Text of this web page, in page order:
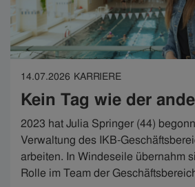
14.07.2026 KARRIERE
Kein Tag wie der
2023 hat Julia Springer (44)
Verwaltung des IKB-
arbeiten. In Windeseile übernahm
Rolle im Team der